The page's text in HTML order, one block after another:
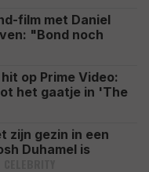
film met Daniel
"Bond noch
op Prime Video:
het gaatje in 'The
zijn gezin in een
Duhamel is